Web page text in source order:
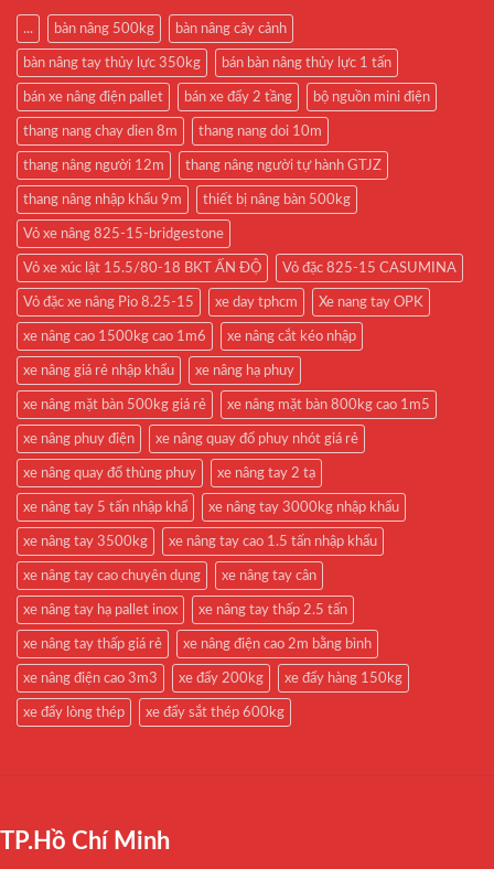
... bàn nâng 500kg bàn nâng cây cảnh
bàn nâng tay thủy lực 350kg bán bàn nâng thủy lực 1 tấn
bán xe nâng điện pallet bán xe đẩy 2 tầng bộ nguồn mini điện
thang nang chay dien 8m thang nang doi 10m
thang nâng người 12m thang nâng người tự hành GTJZ
thang nâng nhập khẩu 9m thiết bị nâng bàn 500kg
Vỏ xe nâng 825-15-bridgestone
Vỏ xe xúc lật 15.5/80-18 BKT ẤN ĐỘ Vỏ đặc 825-15 CASUMINA
Vỏ đặc xe nâng Pio 8.25-15 xe day tphcm Xe nang tay OPK
xe nâng cao 1500kg cao 1m6 xe nâng cắt kéo nhập
xe nâng giá rẻ nhập khẩu xe nâng hạ phuy
xe nâng mặt bàn 500kg giá rẻ xe nâng mặt bàn 800kg cao 1m5
xe nâng phuy điện xe nâng quay đổ phuy nhót giá rẻ
xe nâng quay đổ thùng phuy xe nâng tay 2 tạ
xe nâng tay 5 tấn nhập khẩ xe nâng tay 3000kg nhập khẩu
xe nâng tay 3500kg xe nâng tay cao 1.5 tấn nhập khẩu
xe nâng tay cao chuyên dụng xe nâng tay cân
xe nâng tay hạ pallet inox xe nâng tay thấp 2.5 tấn
xe nâng tay thấp giá rẻ xe nâng điện cao 2m bằng bình
xe nâng điện cao 3m3 xe đẩy 200kg xe đẩy hàng 150kg
xe đẩy lòng thép xe đẩy sắt thép 600kg
TP.Hồ Chí Minh